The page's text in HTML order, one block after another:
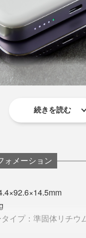
とが確認されていま
」には、NTCス
を自動的に検知・制
しながら、バッテリー
Power Delivery (USB PD) と
際は、20W以上のアダプタを別
残量は、４段階のLED
は、グリーンのLEDが
が広いのもメリット。
しば。特に真夏の屋
しまって、使えない
時も頼りになります。
続きを読む
ォメーション
イプ：準固体リチウ